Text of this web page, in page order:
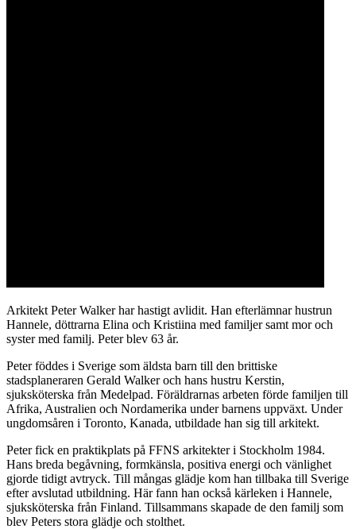
Arkitekt Peter Walker har hastigt avlidit. Han efterlämnar hustrun
Hannele, döttrarna Elina och Kristiina med familjer samt mor och
syster med familj. Peter blev 63 år.
Peter föddes i Sverige som äldsta barn till den brittiske
stadsplaneraren Gerald Walker och hans hustru Kerstin,
sjuksköterska från Medelpad. Föräldrarnas arbeten förde familjen till
Afrika, Australien och Nordamerika under barnens uppväxt. Under
ungdomsåren i Toronto, Kanada, utbildade han sig till arkitekt.
Peter fick en praktikplats på FFNS arkitekter i Stockholm 1984.
Hans breda begåvning, formkänsla, positiva energi och vänlighet
gjorde tidigt avtryck. Till mångas glädje kom han tillbaka till Sverige
efter avslutad utbildning. Här fann han också kärleken i Hannele,
sjuksköterska från Finland. Tillsammans skapade de den familj som
blev Peters stora glädje och stolthet.